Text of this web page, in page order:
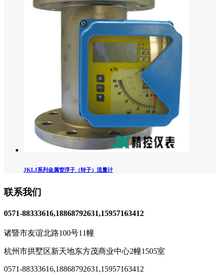
JKLJ系列金属管浮子（转子）流量计
联系我们
0571-88333616,18868792631,15957163412
诸暨市友谊北路100号11幢
杭州市拱墅区新天地东方茂商业中心2幢1505室
0571-88333616,18868792631,15957163412